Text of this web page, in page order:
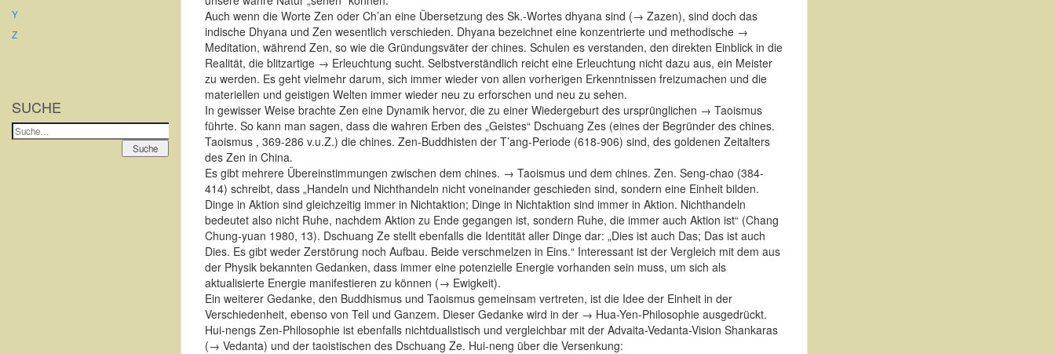
Y
Z
SUCHE
Suche
Suche
Auch wenn die Worte Zen oder Ch’an eine Übersetzung des Sk.-Wortes dhyana sind (→ Zazen), sind doch das
indische Dhyana und Zen wesentlich verschieden. Dhyana bezeichnet eine konzentrierte und methodische →
Meditation, während Zen, so wie die Gründungsväter der chines. Schulen es verstanden, den direkten Einblick in die
Realität, die blitzartige → Erleuchtung sucht. Selbstverständlich reicht eine Erleuchtung nicht dazu aus, ein Meister
zu werden. Es geht vielmehr darum, sich immer wieder von allen vorherigen Erkenntnissen freizumachen und die
materiellen und geistigen Welten immer wieder neu zu erforschen und neu zu sehen.
In gewisser Weise brachte Zen eine Dynamik hervor, die zu einer Wiedergeburt des ursprünglichen → Taoismus
führte. So kann man sagen, dass die wahren Erben des „Geistes“ Dschuang Zes (eines der Begründer des chines.
Taoismus , 369-286 v.u.Z.) die chines. Zen-Buddhisten der T’ang-Periode (618-906) sind, des goldenen Zeitalters
des Zen in China.
Es gibt mehrere Übereinstimmungen zwischen dem chines. → Taoismus und dem chines. Zen. Seng-chao (384-
414) schreibt, dass „Handeln und Nichthandeln nicht voneinander geschieden sind, sondern eine Einheit bilden.
Dinge in Aktion sind gleichzeitig immer in Nichtaktion; Dinge in Nichtaktion sind immer in Aktion. Nichthandeln
bedeutet also nicht Ruhe, nachdem Aktion zu Ende gegangen ist, sondern Ruhe, die immer auch Aktion ist“ (Chang
Chung-yuan 1980, 13). Dschuang Ze stellt ebenfalls die Identität aller Dinge dar: „Dies ist auch Das; Das ist auch
Dies. Es gibt weder Zerstörung noch Aufbau. Beide verschmelzen in Eins.“ Interessant ist der Vergleich mit dem aus
der Physik bekannten Gedanken, dass immer eine potenzielle Energie vorhanden sein muss, um sich als
aktualisierte Energie manifestieren zu können (→ Ewigkeit).
Ein weiterer Gedanke, den Buddhismus und Taoismus gemeinsam vertreten, ist die Idee der Einheit in der
Verschiedenheit, ebenso von Teil und Ganzem. Dieser Gedanke wird in der → Hua-Yen-Philosophie ausgedrückt.
Hui-nengs Zen-Philosophie ist ebenfalls nichtdualistisch und vergleichbar mit der Advaita-Vedanta-Vision Shankaras
(→ Vedanta) und der taoistischen des Dschuang Ze. Hui-neng über die Versenkung: